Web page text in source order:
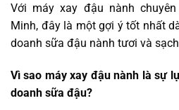
Với máy xay đậu nành
Minh, đây là một gợi ý tốt nhất
doanh sữa đậu nành tươi và
Vì sao máy xay đậu nành là sự
doanh sữa đậu?